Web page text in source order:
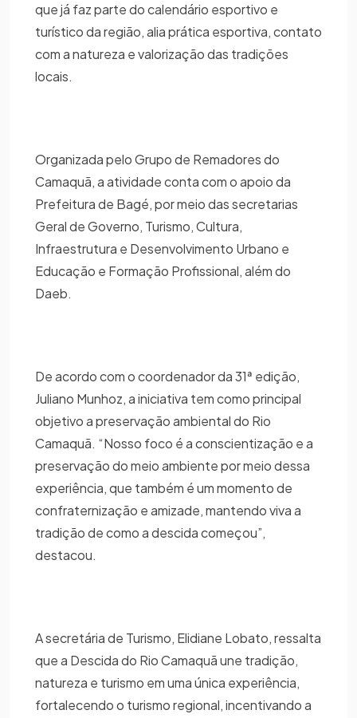
que já faz parte do calendário esportivo e
turístico da região, alia prática esportiva, contato
com a natureza e valorização das tradições
locais.
Organizada pelo Grupo de Remadores do
Camaquã, a atividade conta com o apoio da
Prefeitura de Bagé, por meio das secretarias
Geral de Governo, Turismo, Cultura,
Infraestrutura e Desenvolvimento Urbano e
Educação e Formação Profissional, além do
Daeb.
De acordo com o coordenador da 31ª edição,
Juliano Munhoz, a iniciativa tem como principal
objetivo a preservação ambiental do Rio
Camaquã. “Nosso foco é a conscientização e a
preservação do meio ambiente por meio dessa
experiência, que também é um momento de
confraternização e amizade, mantendo viva a
tradição de como a descida começou”,
destacou.
A secretária de Turismo, Elidiane Lobato, ressalta
que a Descida do Rio Camaquã une tradição,
natureza e turismo em uma única experiência,
fortalecendo o turismo regional, incentivando a